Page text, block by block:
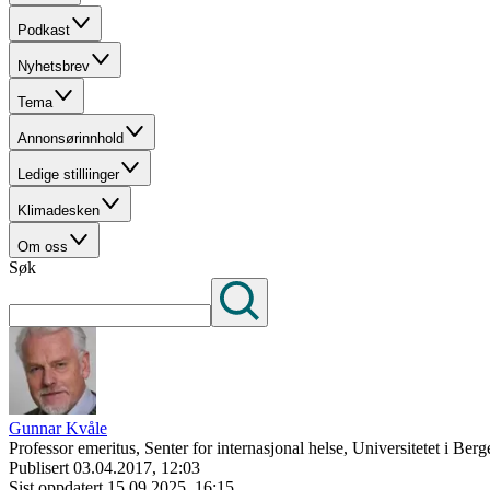
Podkast
Nyhetsbrev
Tema
Annonsørinnhold
Ledige stilliinger
Klimadesken
Om oss
Søk
Gunnar Kvåle
Professor emeritus, Senter for internasjonal helse, Universitetet i
Publisert 03.04.2017, 12:03